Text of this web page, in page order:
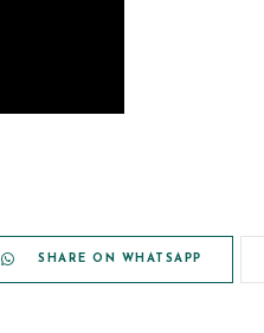
SHARE ON WHATSAPP